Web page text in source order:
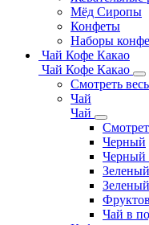
Мёд Сиропы
Конфеты
Наборы
Чай Кофе Какао
Чай Кофе Какао
Смотреть
Чай
Чай
Черный
Черный
Зеленый
Чай в